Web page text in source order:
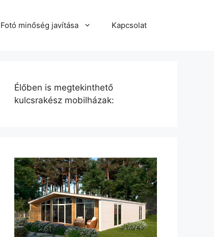
Fotó minőség javítása Kapcsolat
Élőben is megtekinthető
kulcsrakész mobilházak: